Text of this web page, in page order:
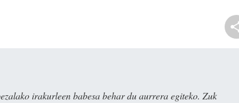
irakurleen babesa behar du aurrera egiteko. Zuk